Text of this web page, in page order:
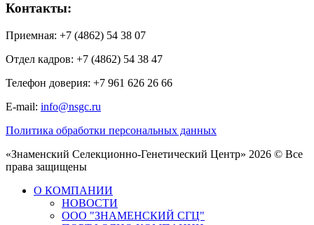
Контакты:
Приемная: +7 (4862) 54 38 07
Отдел кадров: +7 (4862) 54 38 47
Телефон доверия: +7 961 626 26 66
E-mail: info@nsgc.ru
Политика обработки персональных данных
«Знаменский Селекционно-Генетический Центр» 2026 © Все
права защищены
О КОМПАНИИ
НОВОСТИ
ООО "ЗНАМЕНСКИЙ СГЦ"